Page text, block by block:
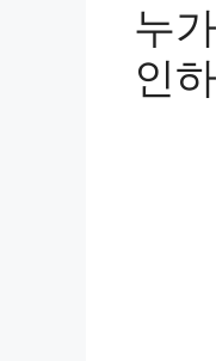
누
인